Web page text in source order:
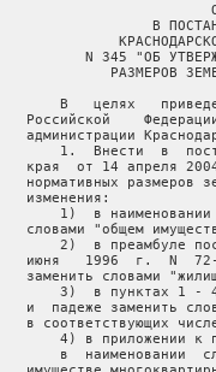
В
N 345 "ОБ
РАЗМЕРОВ
В   целях
Российской
администрации
1.  Внести  в
края  от 14 апреля
нормативных размеров
   изменения:
1)  в
словами "общем
2)  в преамбуле
июня   1996  г.  N
заменить словами
3)  в пунктах 1 -
и  падеже заменить
в соответствующих
4) в приложении к
в  наименовании